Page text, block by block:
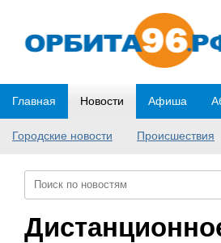
Главная Новости
Городские новости Происшествия
Афиша